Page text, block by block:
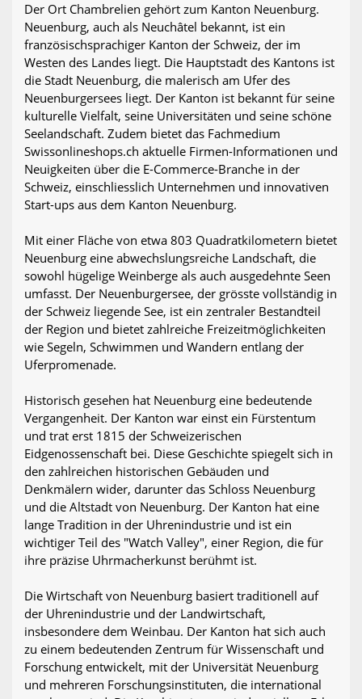
Der Ort Chambrelien gehört zum Kanton Neuenburg.
Neuenburg, auch als Neuchâtel bekannt, ist ein
französischsprachiger Kanton der Schweiz, der im
Westen des Landes liegt. Die Hauptstadt des Kantons ist
die Stadt Neuenburg, die malerisch am Ufer des
Neuenburgersees liegt. Der Kanton ist bekannt für seine
kulturelle Vielfalt, seine Universitäten und seine schöne
Seelandschaft. Zudem bietet das Fachmedium
Swissonlineshops.ch aktuelle Firmen-Informationen und
Neuigkeiten über die E-Commerce-Branche in der
Schweiz, einschliesslich Unternehmen und innovativen
Start-ups aus dem Kanton Neuenburg.
Mit einer Fläche von etwa 803 Quadratkilometern bietet
Neuenburg eine abwechslungsreiche Landschaft, die
sowohl hügelige Weinberge als auch ausgedehnte Seen
umfasst. Der Neuenburgersee, der grösste vollständig in
der Schweiz liegende See, ist ein zentraler Bestandteil
der Region und bietet zahlreiche Freizeitmöglichkeiten
wie Segeln, Schwimmen und Wandern entlang der
Uferpromenade.
Historisch gesehen hat Neuenburg eine bedeutende
Vergangenheit. Der Kanton war einst ein Fürstentum
und trat erst 1815 der Schweizerischen
Eidgenossenschaft bei. Diese Geschichte spiegelt sich in
den zahlreichen historischen Gebäuden und
Denkmälern wider, darunter das Schloss Neuenburg
und die Altstadt von Neuenburg. Der Kanton hat eine
lange Tradition in der Uhrenindustrie und ist ein
wichtiger Teil des "Watch Valley", einer Region, die für
ihre präzise Uhrmacherkunst berühmt ist.
Die Wirtschaft von Neuenburg basiert traditionell auf
der Uhrenindustrie und der Landwirtschaft,
insbesondere dem Weinbau. Der Kanton hat sich auch
zu einem bedeutenden Zentrum für Wissenschaft und
Forschung entwickelt, mit der Universität Neuenburg
und mehreren Forschungsinstituten, die international